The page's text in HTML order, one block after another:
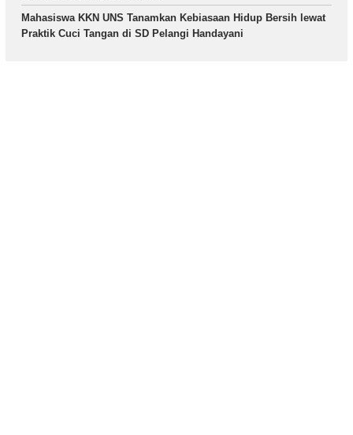
Mahasiswa KKN UNS Tanamkan Kebiasaan Hidup Bersih lewat
Praktik Cuci Tangan di SD Pelangi Handayani